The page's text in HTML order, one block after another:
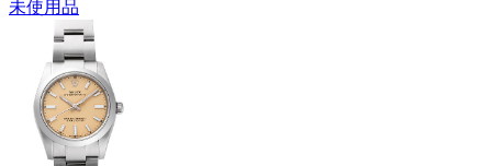
未使用品